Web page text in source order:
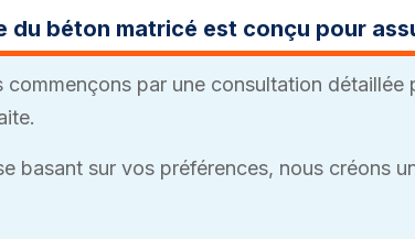
du béton matricé est conçu pour
commençons par une consultation
basant sur vos préférences, nous créons